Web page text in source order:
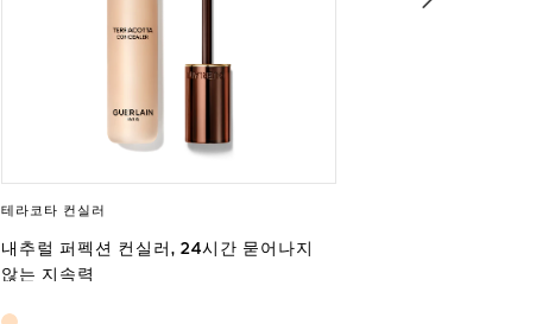
테라코타 컨실러
내추럴 퍼펙션 컨실러, 24시간 묻어나지
않는 지속력